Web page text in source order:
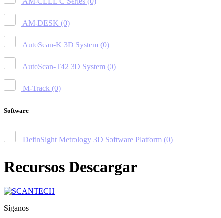
AM-DESK (0)
AutoScan-K 3D System (0)
AutoScan-T42 3D System (0)
M-Track (0)
Software
DefinSight Metrology 3D Software Platform (0)
Recursos Descargar
Síganos